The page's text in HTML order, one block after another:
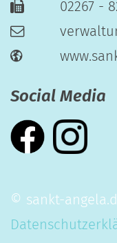
02267 -
Social Media
© sankt-